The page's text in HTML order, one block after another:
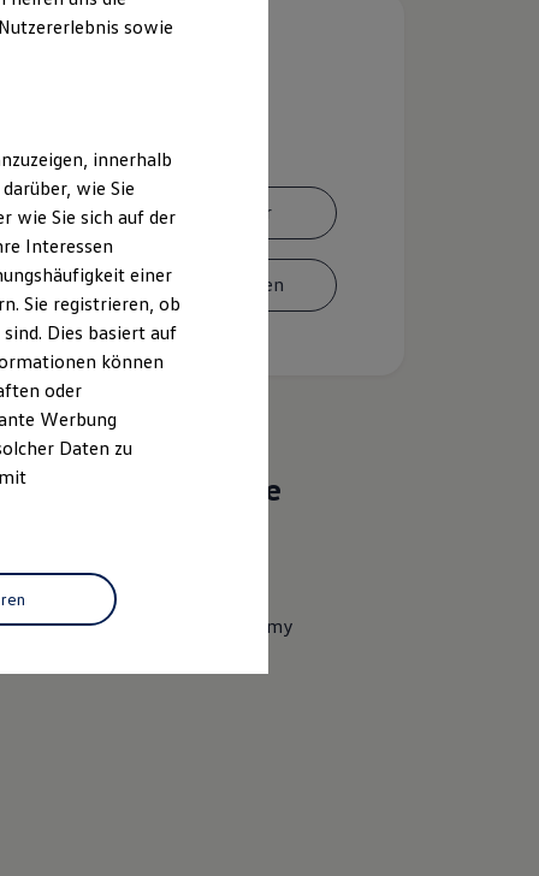
Ansprechpartner
Termin vereinbaren
Das sind unsere
Service
Volkswagen Economy
sowie
innerhalb
wie Sie
wie Sie sich auf der
Interessen
einer
Sie registrieren, ob
Dies basiert auf
können
oder
Werbung
Daten zu